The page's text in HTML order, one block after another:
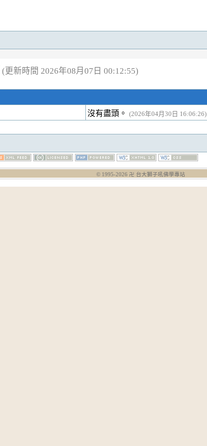
(更新時間 2026年08月07日 00:12:55)
沒有盡頭。 (2026年04月30日 16:06:26)
© 1995-2026 卍 台大獅子吼佛學專站